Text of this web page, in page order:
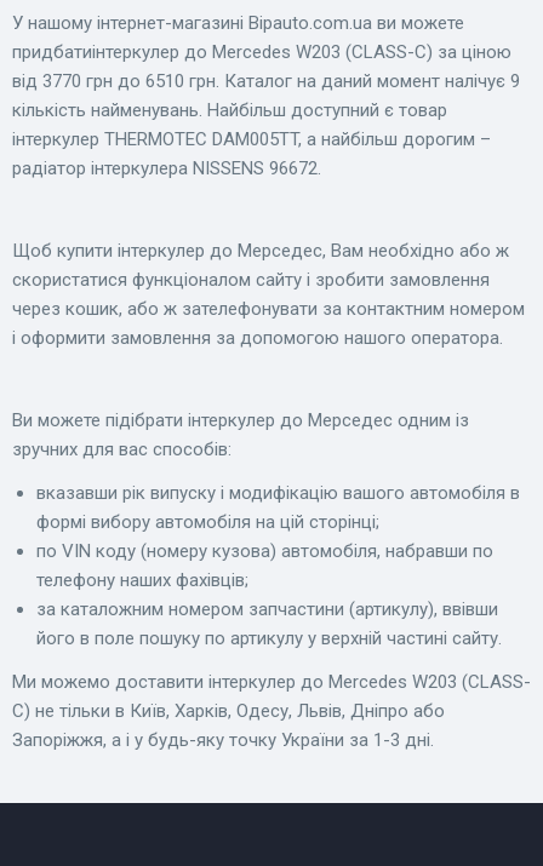
У нашому інтернет-магазині Bіpauto.com.ua ви можете
придбатиінтеркулер до Mercedes W203 (CLASS-C) за ціною
від 3770 грн до 6510 грн. Каталог на даний момент налічує 9
кількість найменувань. Найбільш доступний є товар
інтеркулер THERMOTEC DAM005TT, а найбільш дорогим –
радіатор інтеркулера NISSENS 96672.
Щоб купити інтеркулер до Мерседес, Вам необхідно або ж
скористатися функціоналом сайту і зробити замовлення
через кошик, або ж зателефонувати за контактним номером
і оформити замовлення за допомогою нашого оператора.
Ви можете підібрати інтеркулер до Мерседес одним із
зручних для вас способів:
вказавши рік випуску і модифікацію вашого автомобіля в
формі вибору автомобіля на цій сторінці;
по VIN коду (номеру кузова) автомобіля, набравши по
телефону наших фахівців;
за каталожним номером запчастини (артикулу), ввівши
його в поле пошуку по артикулу у верхній частині сайту.
Ми можемо доставити інтеркулер до Mercedes W203 (CLASS-
C) не тільки в Київ, Харків, Одесу, Львів, Дніпро або
Запоріжжя, а і у будь-яку точку України за 1-3 дні.